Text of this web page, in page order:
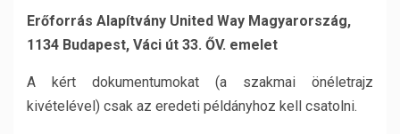
Erőforrás Alapítvány United Way Magyarország,
1134 Budapest, Váci út 33. ŐV. emelet
A kért dokumentumokat (a szakmai önéletrajz
kivételével) csak az eredeti példányhoz kell csatolni.